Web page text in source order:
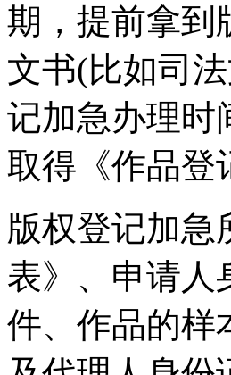
期，提前拿到
文书(比如司
记加急办理时
取得《作品登
版权登记加急
表》、申请人
件、作品的样